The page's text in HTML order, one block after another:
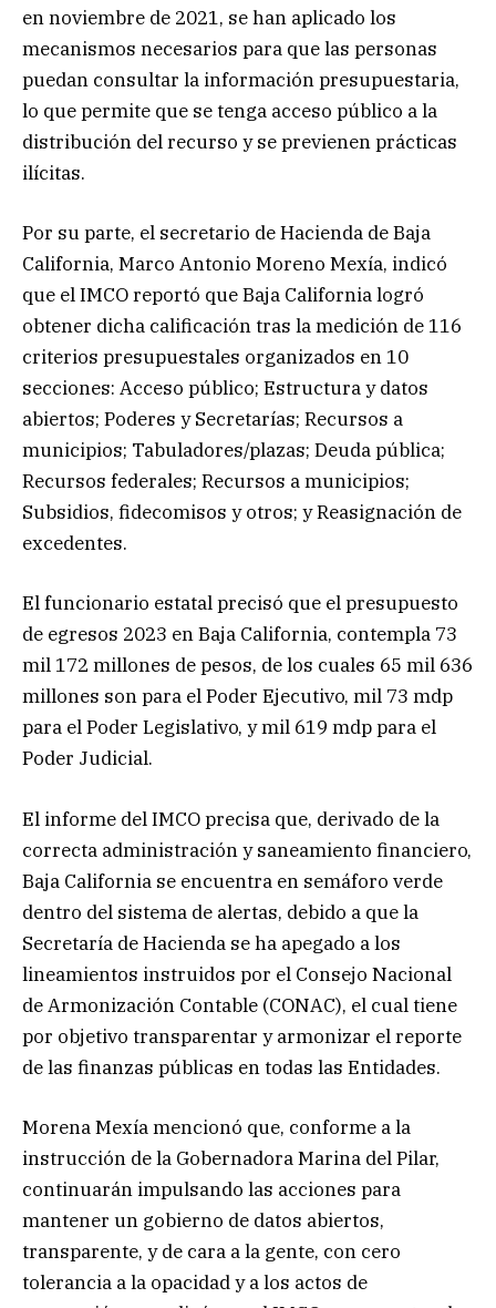
en noviembre de 2021, se han aplicado los
mecanismos necesarios para que las personas
puedan consultar la información presupuestaria,
lo que permite que se tenga acceso público a la
distribución del recurso y se previenen prácticas
ilícitas.
Por su parte, el secretario de Hacienda de Baja
California, Marco Antonio Moreno Mexía, indicó
que el IMCO reportó que Baja California logró
obtener dicha calificación tras la medición de 116
criterios presupuestales organizados en 10
secciones: Acceso público; Estructura y datos
abiertos; Poderes y Secretarías; Recursos a
municipios; Tabuladores/plazas; Deuda pública;
Recursos federales; Recursos a municipios;
Subsidios, fidecomisos y otros; y Reasignación de
excedentes.
El funcionario estatal precisó que el presupuesto
de egresos 2023 en Baja California, contempla 73
mil 172 millones de pesos, de los cuales 65 mil 636
millones son para el Poder Ejecutivo, mil 73 mdp
para el Poder Legislativo, y mil 619 mdp para el
Poder Judicial.
El informe del IMCO precisa que, derivado de la
correcta administración y saneamiento financiero,
Baja California se encuentra en semáforo verde
dentro del sistema de alertas, debido a que la
Secretaría de Hacienda se ha apegado a los
lineamientos instruidos por el Consejo Nacional
de Armonización Contable (CONAC), el cual tiene
por objetivo transparentar y armonizar el reporte
de las finanzas públicas en todas las Entidades.
Morena Mexía mencionó que, conforme a la
instrucción de la Gobernadora Marina del Pilar,
continuarán impulsando las acciones para
mantener un gobierno de datos abiertos,
transparente, y de cara a la gente, con cero
tolerancia a la opacidad y a los actos de